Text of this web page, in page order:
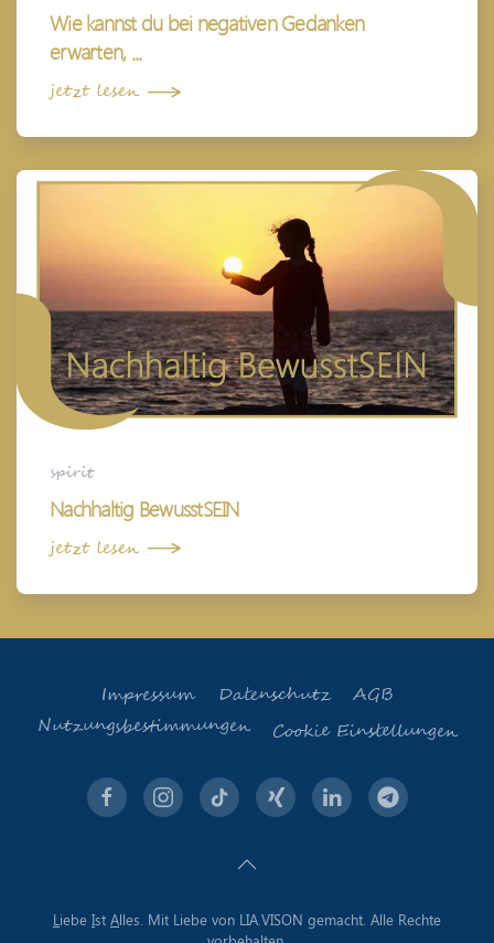
Wie kannst du bei negativen Gedanken
erwarten, ...
jetzt lesen
spirit
Nachhaltig BewusstSEIN
jetzt lesen
Impressum Datenschutz
AGB
Nutzungsbestimmungen
Cookie Einstellungen
L iebe Ist Alles. Mit Liebe von LIA.VISON gemacht. Alle Rechte